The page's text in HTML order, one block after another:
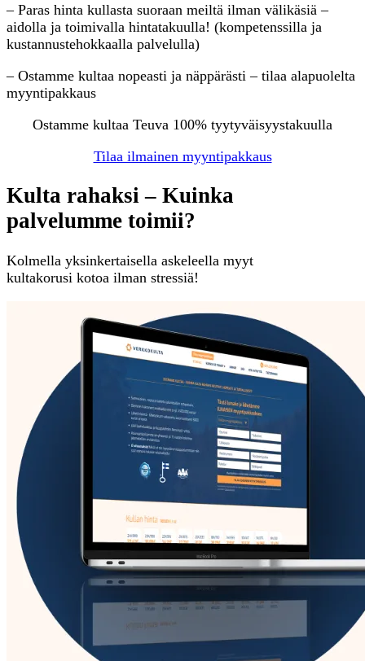
– Paras hinta kullasta suoraan meiltä ilman välikäsiä –
aidolla ja toimivalla hintatakuulla! (kompetenssilla ja
kustannustehokkaalla palvelulla)
– Ostamme kultaa nopeasti ja näppärästi – tilaa alapuolelta
myyntipakkaus
Ostamme kultaa Teuva 100% tyytyväisyystakuulla
Tilaa ilmainen myyntipakkaus
Kulta rahaksi – Kuinka
palvelumme toimii?
Kolmella yksinkertaisella askeleella myyt
kultakorusi kotoa ilman stressiä!